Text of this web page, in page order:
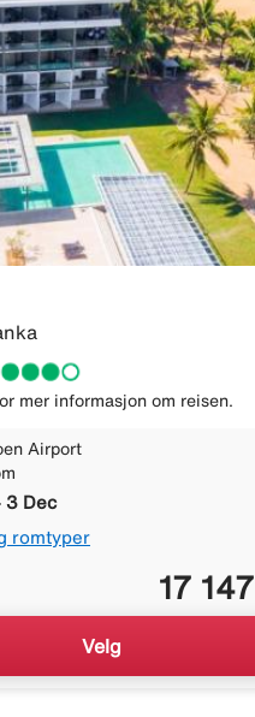
mer informasjon om reisen.
Airport
3 Dec
romtyper
17 147
Velg